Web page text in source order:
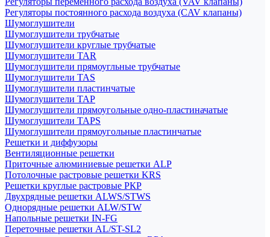
Регуляторы постоянного расхода воздуха (CAV клапаны)
Шумоглушители
Шумоглушители трубчатые
Шумоглушители круглые трубчатые
Шумоглушители TAR
Шумоглушители прямоугльные трубчатые
Шумоглушители TAS
Шумоглушители пластинчатые
Шумоглушители TAP
Шумоглушители прямоугольные одно-пластиначатые
Шумоглушители TAPS
Шумоглушители прямоугольные пластинчатые
Решетки и диффузоры
Вентиляционные решетки
Приточные алюминиевые решетки ALP
Потолочные растровые решетки KRS
Решетки круглые растровые РКР
Двухрядные решетки ALWS/STWS
Однорядные решетки ALW/STW
Напольные решетки IN-FG
Переточные решетки AL/ST-SL2